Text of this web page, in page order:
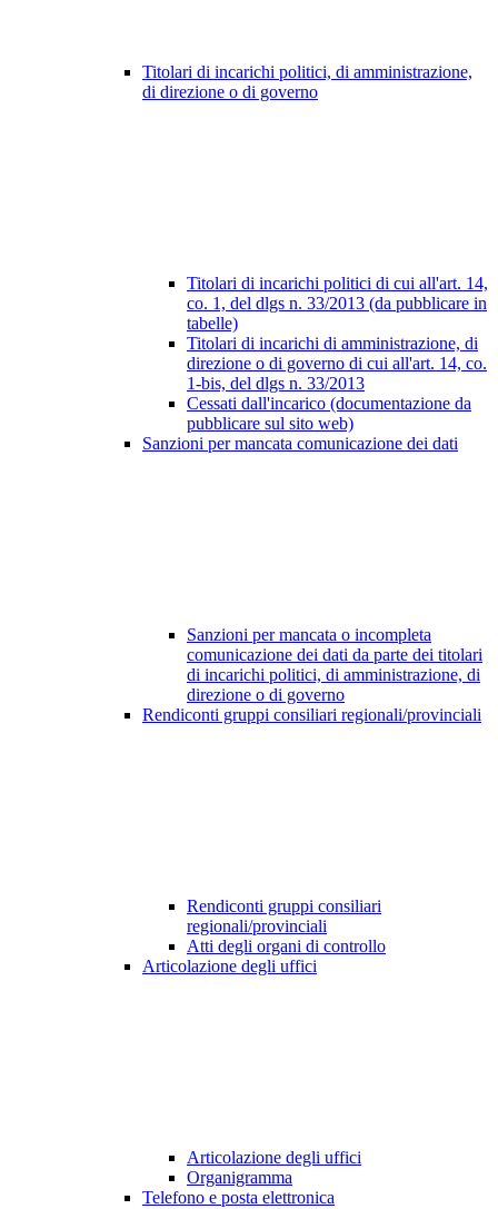
Titolari di incarichi politici, di amministrazione,
di direzione o di governo
Titolari di incarichi politici di cui all'art. 14,
co. 1, del dlgs n. 33/2013 (da pubblicare in
tabelle)
Titolari di incarichi di amministrazione, di
direzione o di governo di cui all'art. 14, co.
1-bis, del dlgs n. 33/2013
Cessati dall'incarico (documentazione da
pubblicare sul sito web)
Sanzioni per mancata comunicazione dei dati
Sanzioni per mancata o incompleta
comunicazione dei dati da parte dei titolari
di incarichi politici, di amministrazione, di
direzione o di governo
Rendiconti gruppi consiliari regionali/provinciali
Rendiconti gruppi consiliari
regionali/provinciali
Atti degli organi di controllo
Articolazione degli uffici
Articolazione degli uffici
Organigramma
Telefono e posta elettronica